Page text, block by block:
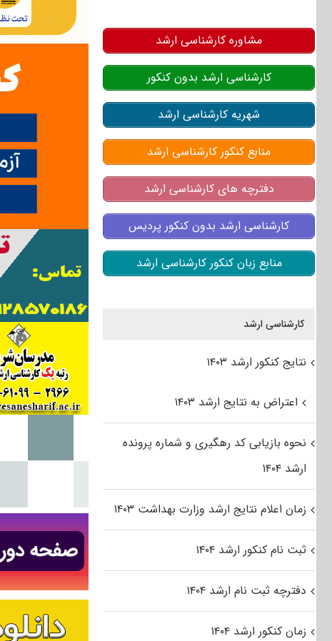
مشاوره کارشناسی ارشد
کارشناسی ارشد بدون کنکور
شهریه کارشناسی ارشد
منابع کنکور کارشناسی ارشد
دفترچه های کارشناسی ارشد
کارشناسی ارشد بدون کنکور پردیس
منابع زبان کنکور کارشناسی ارشد
کارشناسی ارشد
نتایج کنکور ارشد ۱۴۰۳
اعتراض به نتایج ارشد ۱۴۰۳
نحوه بازیابی کد رهگیری و شماره پرونده
ارشد ۱۴۰۴
زمان اعلام نتایج ارشد وزارت بهداشت ۱۴۰۳
ثبت نام کنکور ارشد ۱۴۰۴
دفترچه ثبت نام ارشد ۱۴۰۴
زمان کنکور ارشد ۱۴۰۴